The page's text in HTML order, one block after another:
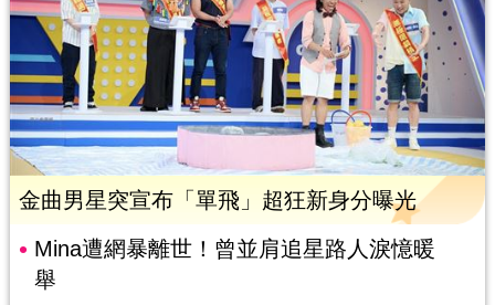
金曲男星突宣布「單飛」超狂新身分曝光
Mina遭網暴離世！曾並肩追星路人淚憶暖
舉